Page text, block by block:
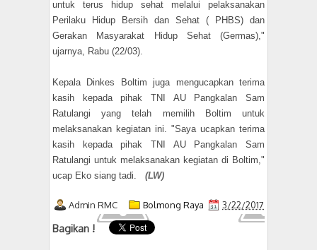
untuk terus hidup sehat melalui pelaksanakan
Perilaku Hidup Bersih dan Sehat ( PHBS) dan
Gerakan Masyarakat Hidup Sehat (Germas),"
ujarnya, Rabu (22/03).
Kepala Dinkes Boltim juga mengucapkan terima
kasih kepada pihak TNI AU Pangkalan Sam
Ratulangi yang telah memilih Boltim untuk
melaksanakan kegiatan ini. "Saya ucapkan terima
kasih kepada pihak TNI AU Pangkalan Sam
Ratulangi untuk melaksanakan kegiatan di Boltim,"
ucap Eko siang tadi. (LW)
Admin RMC Bolmong Raya 3/22/2017
Bagikan !